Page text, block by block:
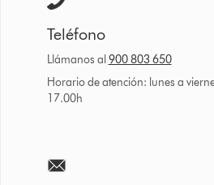
Teléfono
Llámanos al 900 803 650
Horario de atención: lunes a
17.00h